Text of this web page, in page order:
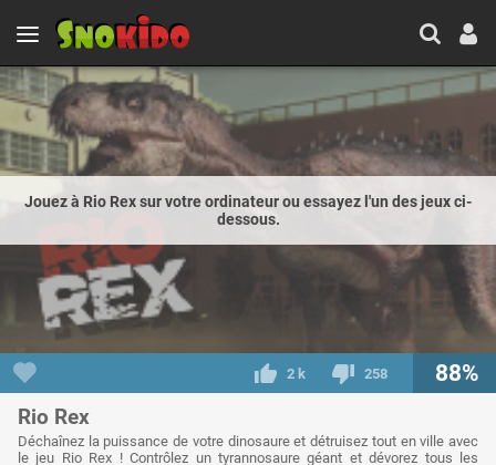
Jouez à Rio Rex sur votre ordinateur ou essayez l'un des jeux ci-
dessous.
2 k 258 88%
Rio Rex
Déchaînez la puissance de votre dinosaure et détruisez tout en ville avec
le jeu Rio Rex ! Contrôlez un tyrannosaure géant et dévorez tous les